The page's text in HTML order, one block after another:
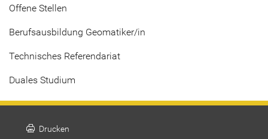
Offene Stellen
Berufsausbildung Geomatiker/in
Technisches Referendariat
Duales Studium
print Drucken